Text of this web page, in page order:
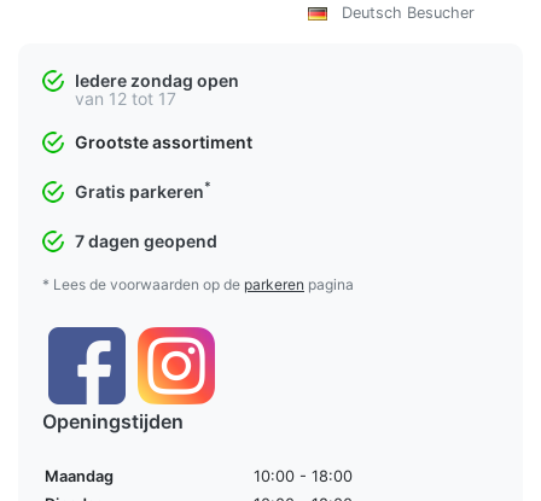
Deutsch Besucher
Iedere zondag open
van 12 tot 17
Grootste assortiment
Gratis parkeren*
7 dagen geopend
* Lees de voorwaarden op de parkeren pagina
Openingstijden
Maandag
10:00 - 18:00